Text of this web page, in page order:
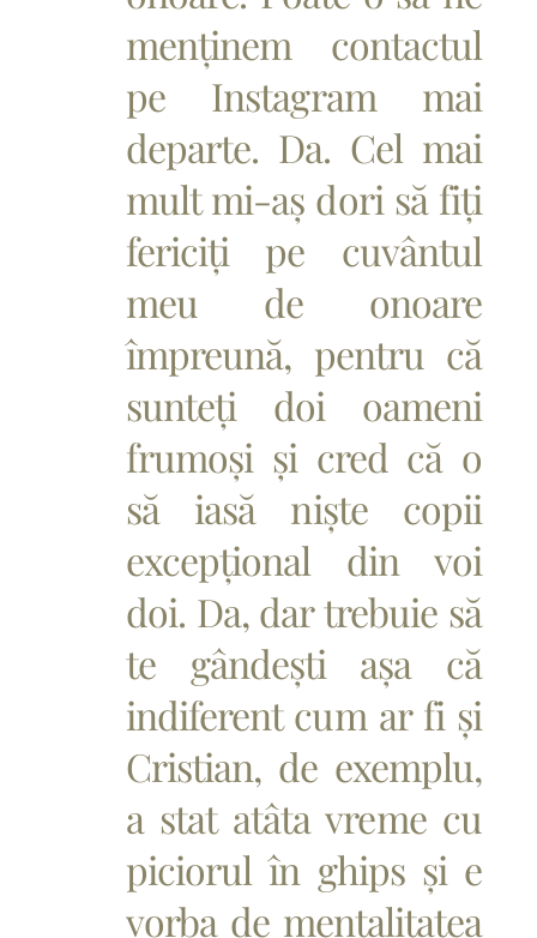
menținem contactul
pe Instagram mai
departe. Da. Cel mai
mult mi-aș dori să fiți
fericiți pe cuvântul
meu de onoare
împreună, pentru că
sunteți doi oameni
frumoși și cred că o
să iasă niște copii
excepțional din voi
doi. Da, dar trebuie să
te gândești așa că
indiferent cum ar fi și
Cristian, de exemplu,
a stat atâta vreme cu
piciorul în ghips și e
vorba de mentalitatea